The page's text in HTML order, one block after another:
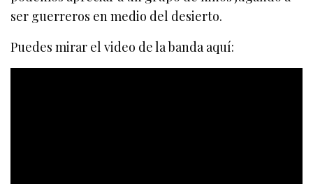
ser guerreros en medio del desierto.
Puedes mirar el video de la banda aquí: